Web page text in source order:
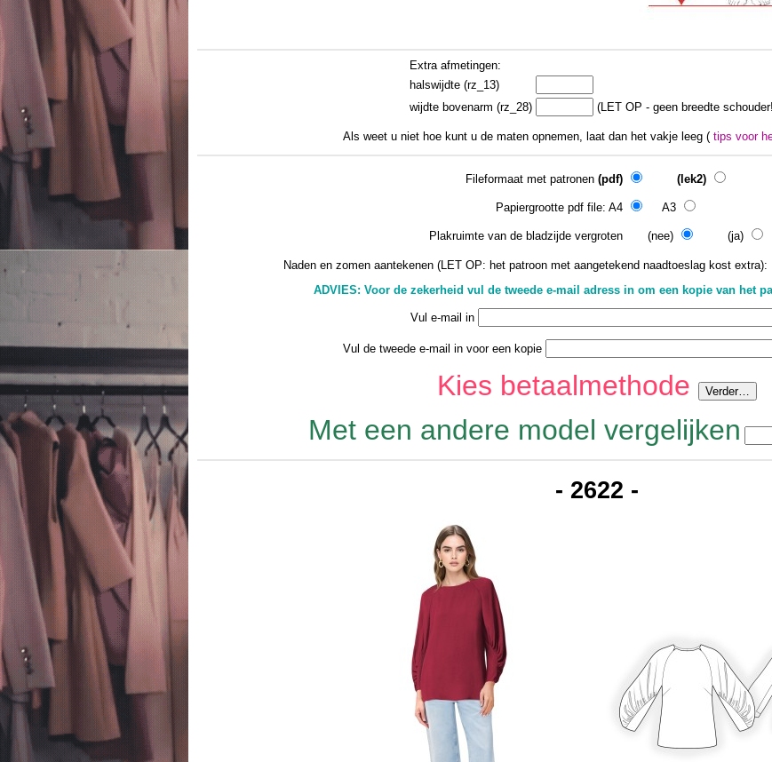
Extra afmetingen:
halswijdte (rz_13)
wijdte bovenarm (rz_28)
(LET OP - geen breedte
Als weet u niet hoe kunt u de maten opnemen, laat dan het vakje leeg ( tips voor
Fileformaat met patronen (pdf) (lek2)
Papiergrootte pdf file: A4 A3
Plakruimte van de bladzijde vergroten (nee) (ja)
Naden en zomen aantekenen (LET OP: het patroon met aangetekend naadtoeslag kost
ADVIES: Voor de zekerheid vul de tweede e-mail adress in om een kopie van het
Vul e-mail in
Vul de tweede e-mail in voor een kopie
Kies betaalmethode
Met een andere model vergelijken
- 2622 -